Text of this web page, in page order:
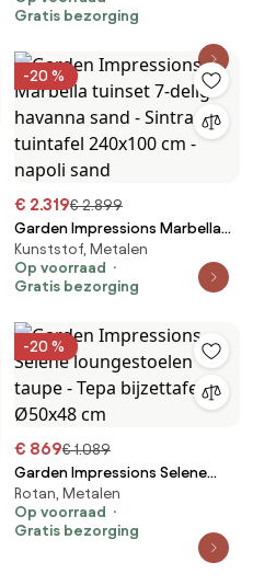
Gratis bezorging
-20 %
€ 2.319€ 2.899
Garden Impressions Marbella
tuinset 7-delig havanna sand -
Sintra tuintafel 240x100 cm -
napoli sand
Kunststof, Metalen
Op voorraad
Gratis bezorging
-20 %
€ 869€ 1.089
Garden Impressions Selene
loungestoelen taupe - Tepa
bijzettafel Ø50x48 cm
Rotan, Metalen
Op voorraad
Gratis bezorging